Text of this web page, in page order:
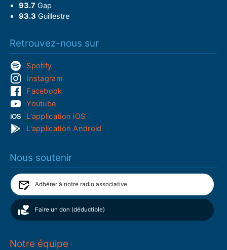
93.7 Gap
93.3 Guillestre
Retrouvez-nous sur
Spotify
Instagram
Facebook
Youtube
L'application iOS
L'application Android
Nous soutenir
Adhérer à notre radio associative
Faire un don (déductible)
Notre équipe